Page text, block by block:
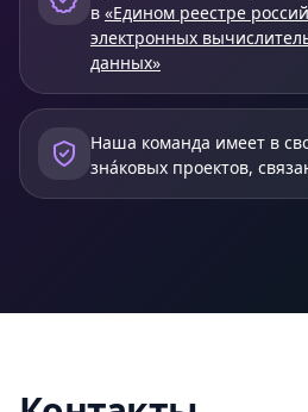
в «Едином реестре
электронных
данных»
Наша команда имеет в
знáковых проектов,